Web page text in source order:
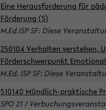
Eine Herausforderung für
Förderung (S)
M.Ed.ISP SF: Diese
250104 Verhalten verstehen,
Förderschwerpunkt
M.Ed. ISP SF: Diese
510140 Mündlich-praktische
SPO 21 /